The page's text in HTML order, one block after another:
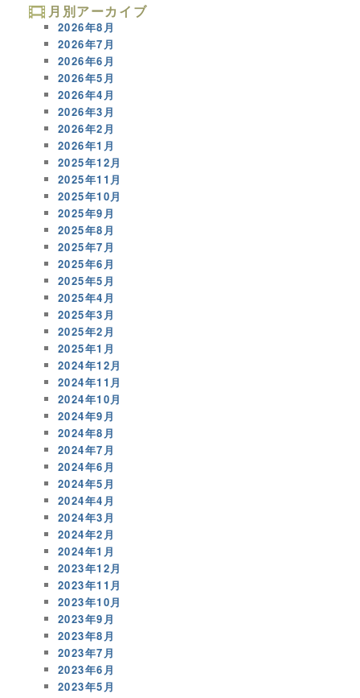
月別アーカイブ
2026年8月
2026年7月
2026年6月
2026年5月
2026年4月
2026年3月
2026年2月
2026年1月
2025年12月
2025年11月
2025年10月
2025年9月
2025年8月
2025年7月
2025年6月
2025年5月
2025年4月
2025年3月
2025年2月
2025年1月
2024年12月
2024年11月
2024年10月
2024年9月
2024年8月
2024年7月
2024年6月
2024年5月
2024年4月
2024年3月
2024年2月
2024年1月
2023年12月
2023年11月
2023年10月
2023年9月
2023年8月
2023年7月
2023年6月
2023年5月